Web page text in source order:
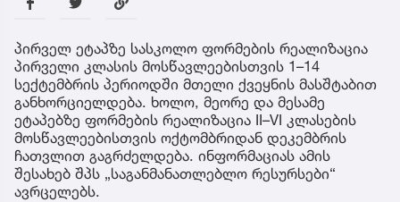
პირველ ეტაპზე სასკოლო ფორმების რეალიზაცია
პირველი კლასის მოსწავლეებისთვის 1–14
სექტემბრის პერიოდში მთელი ქვეყნის მასშტაბით
განხორციელდება. ხოლო, მეორე და მესამე
ეტაპებზე ფორმების რეალიზაცია II–VI კლასების
მოსწავლეებისთვის ოქტომბრიდან დეკემბრის
ჩათვლით გაგრძელდება. ინფორმაციას ამის
შესახებ შპს „საგანმანათლებლო რესურსები“
ავრცელებს.